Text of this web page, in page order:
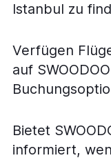
Flüge von Zürich
Flüge von Zürich
Istanbul zu
Verfügen
auf
Bietet
informiert,